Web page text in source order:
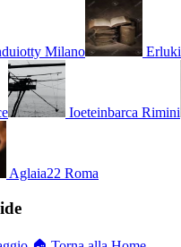
Milano Erluki
Ioeteinbarca Rimini
Aglaia22 Roma